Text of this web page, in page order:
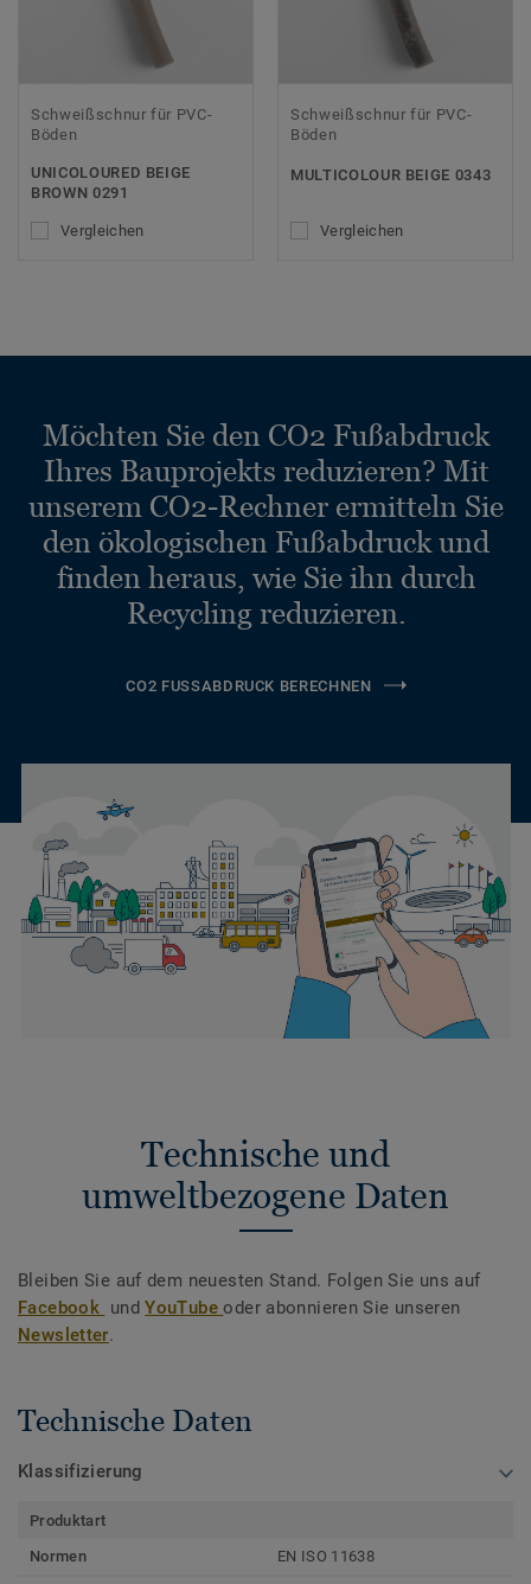
Schweißschnur für PVC-
Böden
UNICOLOURED BEIGE
BROWN 0291
Vergleichen
Schweißschnur für PVC-
Böden
MULTICOLOUR BEIGE 0343
Vergleichen
Möchten Sie den CO2 Fußabdruck
Ihres Bauprojekts reduzieren? Mit
unserem CO2-Rechner ermitteln Sie
den ökologischen Fußabdruck und
finden heraus, wie Sie ihn durch
Recycling reduzieren.
CO2 FUSSABDRUCK BERECHNEN
Technische und
umweltbezogene Daten
Bleiben Sie auf dem neuesten Stand. Folgen Sie uns auf
Facebook undYouTubeoder abonnieren Sie unseren
Newsletter.
Technische Daten
Klassifizierung
Produktart
Normen
EN ISO 11638